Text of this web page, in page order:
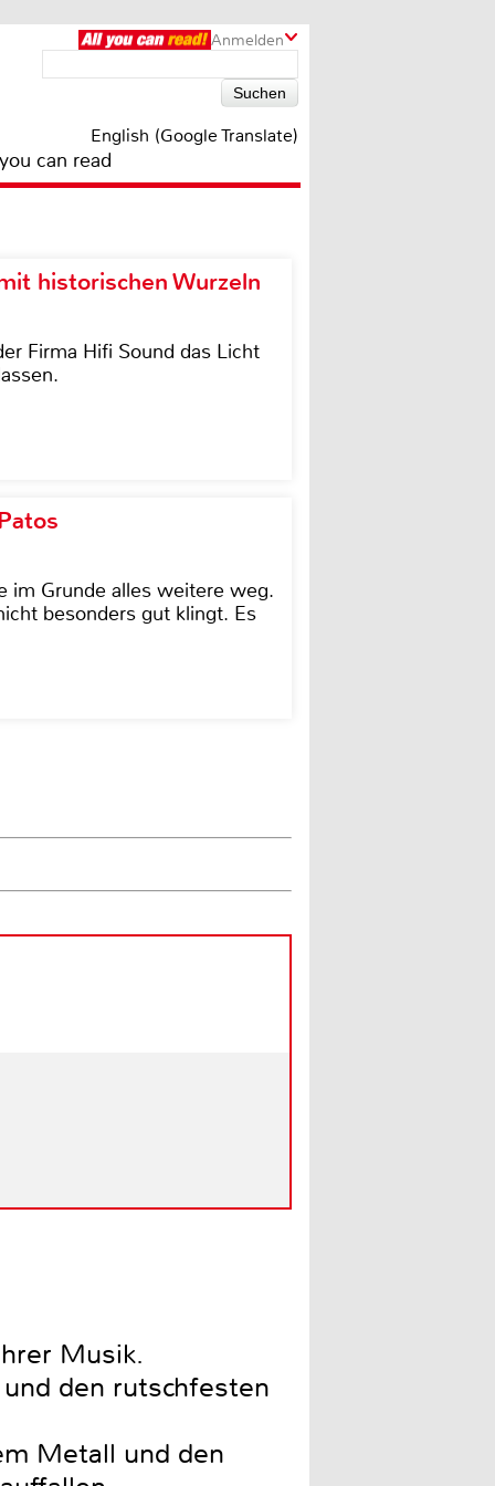
Anmelden
English (Google Translate)
can read
historischen Wurzeln
Firma Hifi Sound das Licht
im Grunde alles weitere weg.
besonders gut klingt. Es
Musik.
den rutschfesten
Metall und den